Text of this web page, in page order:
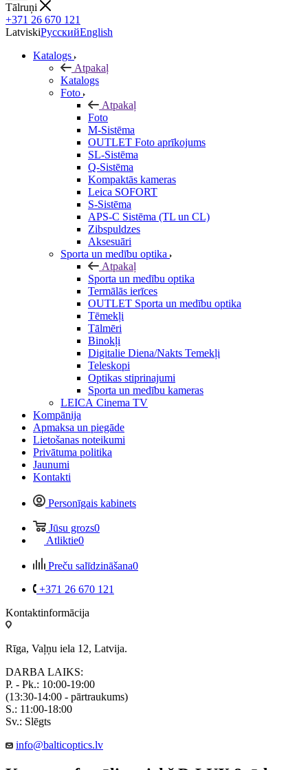
Tālruņi
+371 26 670 121
LatviskiРусскийEnglish
Katalogs
Atpakaļ
Katalogs
Foto
Atpakaļ
Foto
M-Sistēma
OUTLET Foto aprīkojums
SL-Sistēma
Q-Sistēma
Kompaktās kameras
Leica SOFORT
S-Sistēma
APS-C Sistēma (TL un CL)
Zibspuldzes
Aksesuāri
Sporta un medību optika
Atpakaļ
Sporta un medību optika
Termālās ierīces
OUTLET Sporta un medību optika
Tēmekļi
Tālmēri
Binokļi
Digitalie Diena/Nakts Temekļi
Teleskopi
Optikas stiprinajumi
Sporta un medību kameras
LEICA Cinema TV
Kompānija
Apmaksa un piegāde
Lietošanas noteikumi
Privātuma politika
Jaunumi
Kontakti
Personīgais kabinets
Jūsu grozs0
Atliktie0
Preču salīdzināšana0
+371 26 670 121
Kontaktinformācija
Rīga, Vaļņu iela 12, Latvija.
DARBA LAIKS:
P. - Pk.: 10:00-19:00
(13:30-14:00 - pārtraukums)
S.: 11:00-18:00
Sv.: Slēgts
info@balticoptics.lv